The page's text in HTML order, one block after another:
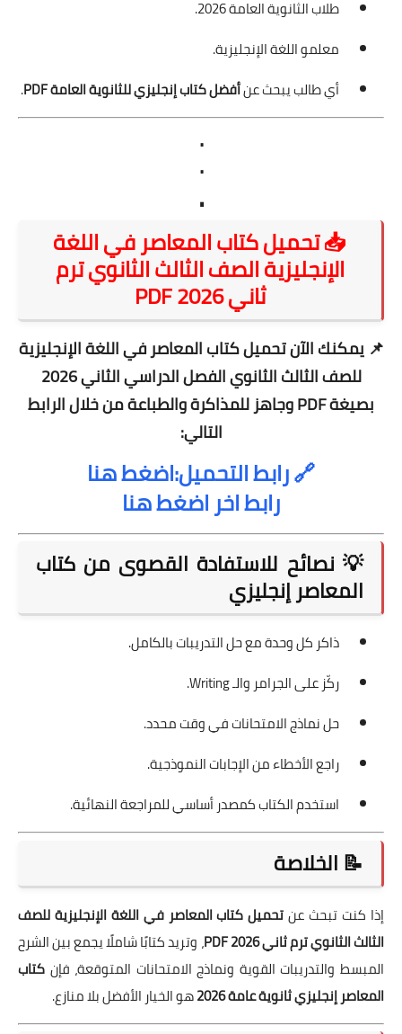
طلاب الثانوية العامة 2026.
معلمو اللغة الإنجليزية.
أي طالب يبحث عنأفضل كتاب إنجليزي للثانوية العامة PDF .
.
.
.
📥 تحميل كتاب المعاصر في اللغة
الإنجليزية الصف الثالث الثانوي ترم
ثاني 2026 PDF
📌يمكنك الآن تحميل كتاب المعاصر في اللغة الإنجليزية
للصف الثالث الثانوي الفصل الدراسي الثاني 2026
بصيغة PDF وجاهز للمذاكرة والطباعة من خلال الرابط
التالي:
🔗رابط التحميل:اضغط هنا
رابط اخر اضغط هنا
💡 نصائح للاستفادة القصوى من كتاب
المعاصر إنجليزي
ذاكر كل وحدة مع حل التدريبات بالكامل.
ركّز على الجرامر والـ Writing.
حل نماذج الامتحانات في وقت محدد.
راجع الأخطاء من الإجابات النموذجية.
استخدم الكتاب كمصدر أساسي للمراجعة النهائية.
📝 الخلاصة
إذا كنت تبحث عنتحميل كتاب المعاصر في اللغة الإنجليزية للصف
الثالث الثانوي ترم ثاني 2026 PDF
، وتريد كتابًا شاملًا يجمع بين الشرح
المبسط والتدريبات القوية ونماذج الامتحانات المتوقعة، فإن كتاب
المعاصر إنجليزي ثانوية عامة 2026
هو الخيار الأفضل بلا منازع.